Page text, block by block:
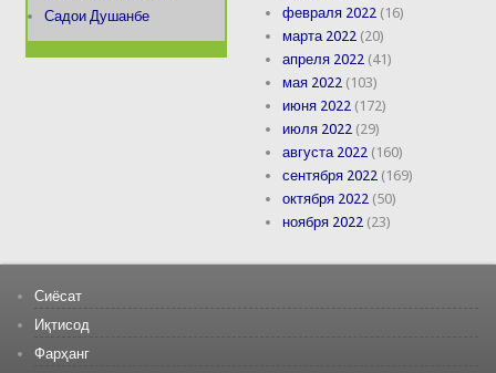
Садои Душанбе
февраля 2022 (16)
марта 2022 (20)
апреля 2022 (41)
мая 2022 (103)
июня 2022 (172)
июля 2022 (29)
августа 2022 (160)
сентября 2022 (169)
октября 2022 (50)
ноября 2022 (23)
Сиёсат
Иқтисод
Фарҳанг